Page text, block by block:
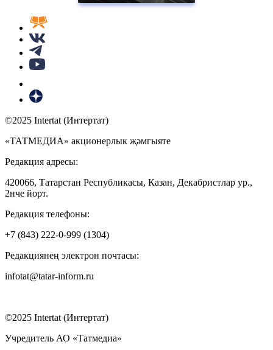
©2025 Intertat (Интертат)
«ТАТМЕДИА» акционерлык җәмгыяте
Редакция адресы:
420066, Татарстан Республикасы, Казан, Декабристлар ур.,
2нче йорт.
Редакция телефоны:
+7 (843) 222-0-999 (1304)
Редакциянең электрон почтасы:
infotat@tatar-inform.ru
©2025 Intertat (Интертат)
Учредитель АО «Татмедиа»